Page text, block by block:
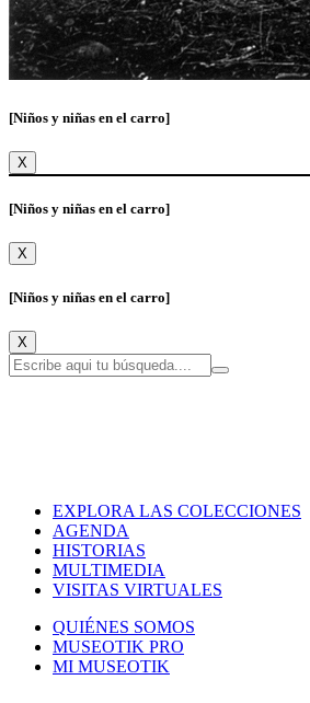
[Niños y niñas en el carro]
X
[Niños y niñas en el carro]
X
[Niños y niñas en el carro]
X
EXPLORA LAS COLECCIONES
AGENDA
HISTORIAS
MULTIMEDIA
VISITAS VIRTUALES
QUIÉNES SOMOS
MUSEOTIK PRO
MI MUSEOTIK